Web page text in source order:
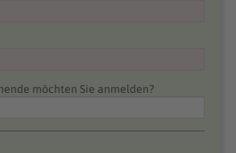
möchten Sie anmelden?